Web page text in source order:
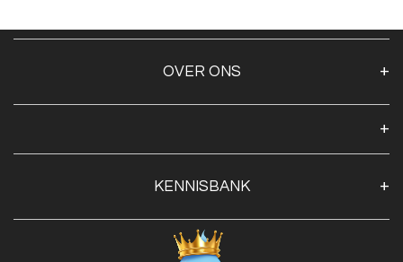
OVER ONS
Openingstijden
Contact
Privacy Policy
KENNISBANK
Blog
Advies